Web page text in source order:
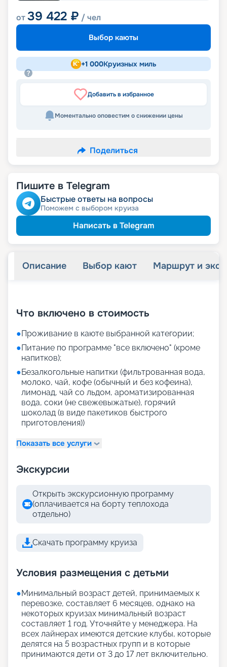
от39 422 ₽ / чел
Выбор каюты
+1 000Круизных миль
Добавить в избранное
Моментально оповестим о снижении цены
Поделиться
Пишите в Telegram
Быстрые ответы на вопросы
Поможем с выбором круиза
Написать в Telegram
Описание Выбор кают Маршрут и
Что включено в стоимость
●Проживание в каюте выбранной категории;
●Питание по программе "все включено" (кроме
напитков);
●Безалкогольные напитки (фильтрованная вода,
молоко, чай, кофе (обычный и без кофеина),
лимонад, чай со льдом, ароматизированная
вода, соки (не свежевыжатые), горячий
шоколад (в виде пакетиков быстрого
приготовления))
Показать все услуги
Экскурсии
Открыть экскурсионную программу
(оплачивается на борту теплохода
отдельно)
Скачать программу круиза
Условия размещения с детьми
●Минимальный возраст детей, принимаемых к
перевозке, составляет 6 месяцев, однако на
некоторых круизах минимальный возраст
составляет 1 год. Уточняйте у менеджера. На
всех лайнерах имеются детские клубы, которые
делятся на 5 возрастных групп и в которые
принимаются дети от 3 до 17 лет включительно.